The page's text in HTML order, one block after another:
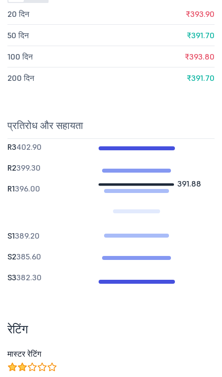
20 दिन ₹393.90
50 दिन ₹391.70
100 दिन ₹393.80
200 दिन ₹391.70
प्रतिरोध और सहायता
391.88
R3402.90
R2399.30
R1396.00
S1389.20
S2385.60
S3382.30
रेटिंग
मास्टर रेटिंग